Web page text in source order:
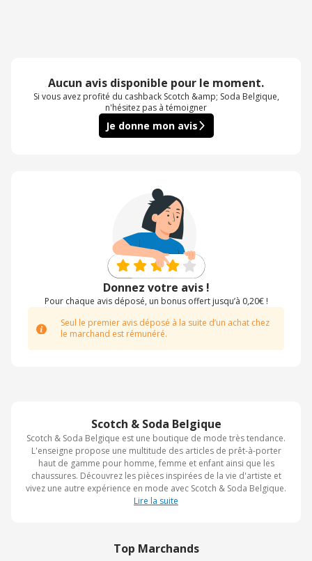
Scotch & Soda Belgique
Scotch & Soda Belgique est une boutique de mode très tendance.
L'enseigne propose une multitude des articles de prêt-à-porter
haut de gamme pour homme, femme et enfant ainsi que les
chaussures. Découvrez les pièces inspirées de la vie d'artiste et
vivez une autre expérience en mode avec Scotch & Soda Belgique.
Lire la suite
Top Marchands
Aucun avis disponible pour le moment.
Si vous avez profité du cashback Scotch &amp; Soda Belgique,
n'hésitez pas à témoigner
Je donne mon avis
Donnez votre avis !
Pour chaque avis déposé, un bonus offert jusqu’à 0,20€ !
Seul le premier avis déposé à la suite d’un achat chez
le marchand est rémunéré.